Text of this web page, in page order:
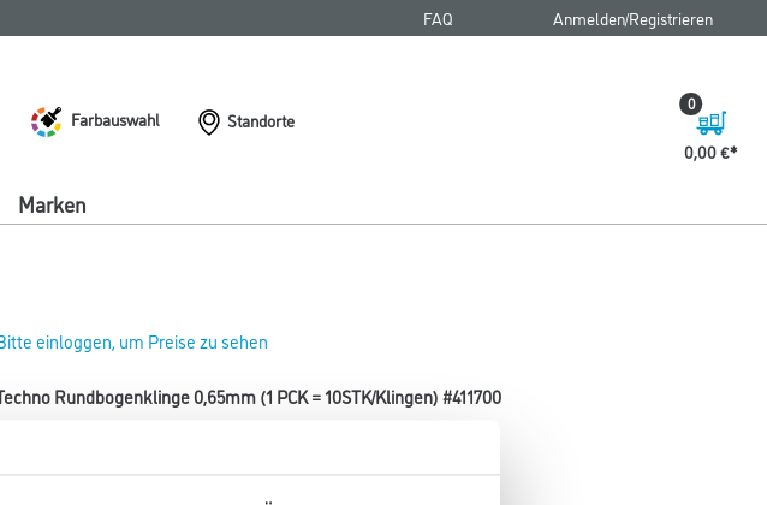
FAQ Anmelden/Registrieren
Farbauswahl
Standorte
0,00 €
0
Marken
einloggen, um Preise zu sehen
Rundbogenklinge 0,65mm (1 PCK = 10STK/Klingen) #411700